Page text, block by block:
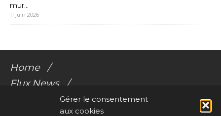
Gérer le consentement
aux cookies
mur…
11 juin 2026
Home
Flux News
Galerie Flux